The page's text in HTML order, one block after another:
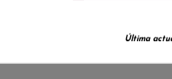
Última